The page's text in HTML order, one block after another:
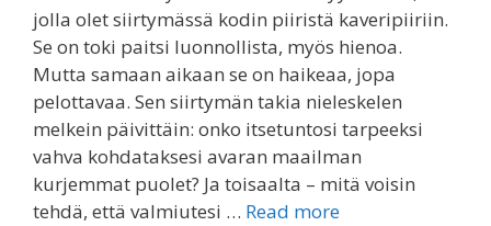
jolla olet siirtymässä kodin piiristä kaveripiiriin.
Se on toki paitsi luonnollista, myös hienoa.
Mutta samaan aikaan se on haikeaa, jopa
pelottavaa. Sen siirtymän takia nieleskelen
melkein päivittäin: onko itsetuntosi tarpeeksi
vahva kohdataksesi avaran maailman
kurjemmat puolet? Ja toisaalta – mitä voisin
tehdä, että valmiutesi … Read more